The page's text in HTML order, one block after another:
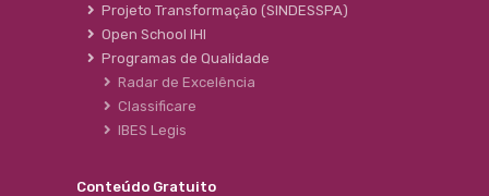
Projeto Transformação (SINDESSPA)
Open School IHI
Programas de Qualidade
Radar de Excelência
Classificare
IBES Legis
Conteúdo Gratuito